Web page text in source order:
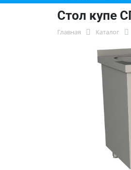
Стол купе
Главная Каталог